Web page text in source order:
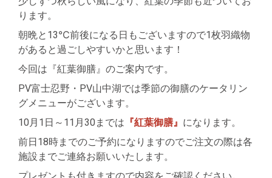
ります。
朝晩と 13℃前後になる日もございますので1枚羽織物
があると過ごしやすいかと思います！
今回は『紅葉御膳』のご案内です。
PV富士忍野・ PV山中湖では季節の御膳のケータリン
グメニューがございます。
10 月 1 日～ 11 月30 までは 『紅葉御膳』 になります。
前日18時までのご予約になりますのでご注文の際は各
施設までご連絡お願いいたします。